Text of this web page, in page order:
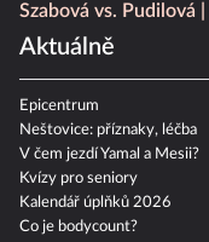
Szabová vs. Pudilová
Aktuálně
Epicentrum
Neštovice: příznaky, léčba
V čem jezdí Yamal a Mesii?
Kvízy pro seniory
Kalendář úplňků 2026
Co je bodycount?